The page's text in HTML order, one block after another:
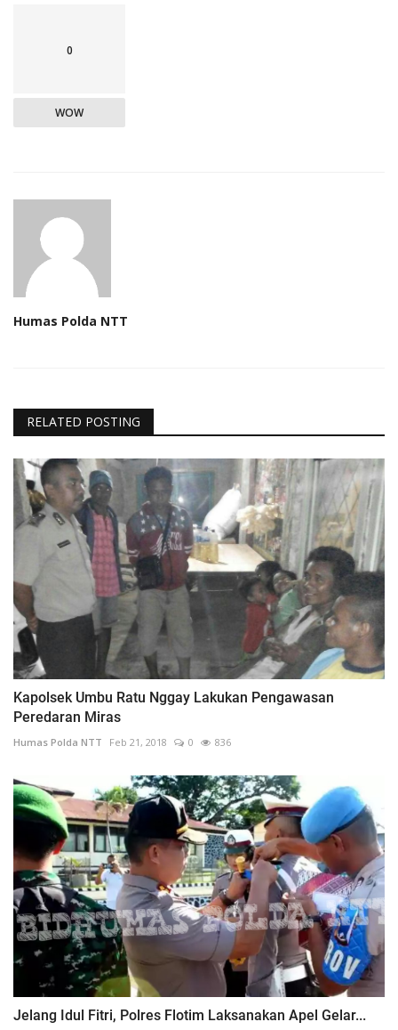
0
WOW
Humas Polda NTT
RELATED POSTING
Kapolsek Umbu Ratu Nggay Lakukan Pengawasan
Peredaran Miras
Humas Polda NTT Feb 21, 2018 0 836
Jelang Idul Fitri, Polres Flotim Laksanakan Apel Gelar...